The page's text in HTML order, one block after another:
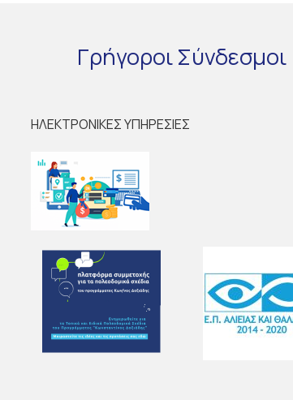
ΓρήγοροιΣύνδεσμοι
ΗΛΕΚΤΡΟΝΙΚΕΣ ΥΠΗΡΕΣΙΕΣ